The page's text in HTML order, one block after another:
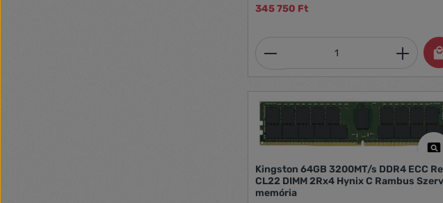
345 750 Ft
Termékmennyiség:
Kingston 64GB 3200MT/s DDR4 ECC
CL22 DIMM 2Rx4 Hynix C Rambus
memória